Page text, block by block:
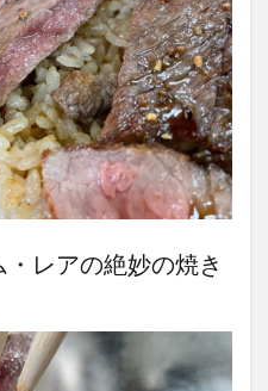
レアの絶妙の焼き